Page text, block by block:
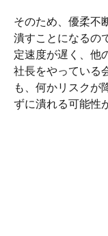
そのため、優柔不
潰すことになるの
定速度が遅く、他
社長をやっている
も、何かリスクが
ずに潰れる可能性